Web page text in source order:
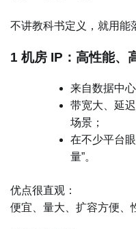
不讲教科书定义，就用能
1 机房 IP：高性能、
来自数据中
带宽大、延
场景；
在不少平台
量”。
优点很直观：
便宜、量大、扩容方便、